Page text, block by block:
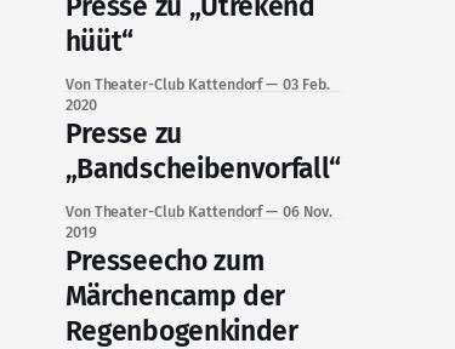
Presse zu „Utrekend
hüüt“
Von Theater-Club Kattendorf
03 Feb.
2020
Presse zu
„Bandscheibenvorfall“
Von Theater-Club Kattendorf
06 Nov.
2019
Presseecho zum
Märchencamp der
Regenbogenkinder